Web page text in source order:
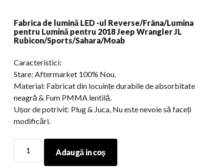
Fabrica de lumină LED -ul Reverse/Frâna/Lumina
pentru Lumină pentru 2018 Jeep Wrangler JL
Rubicon/Sports/Sahara/Moab
Caracteristici:
Stare: Aftermarket 100% Nou.
Material: Fabricat din locuințe durabile de absorbitate
neagră & Fum PMMA lentilă.
Ușor de potrivit: Plug & Juca, Nu este nevoie să faceți
modificări.
Adaugă in coş